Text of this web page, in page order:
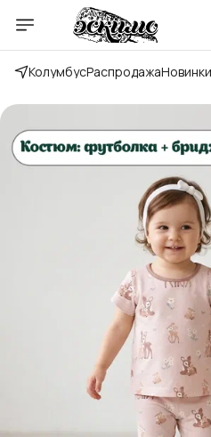
КолумбусРаспродажаНовинки